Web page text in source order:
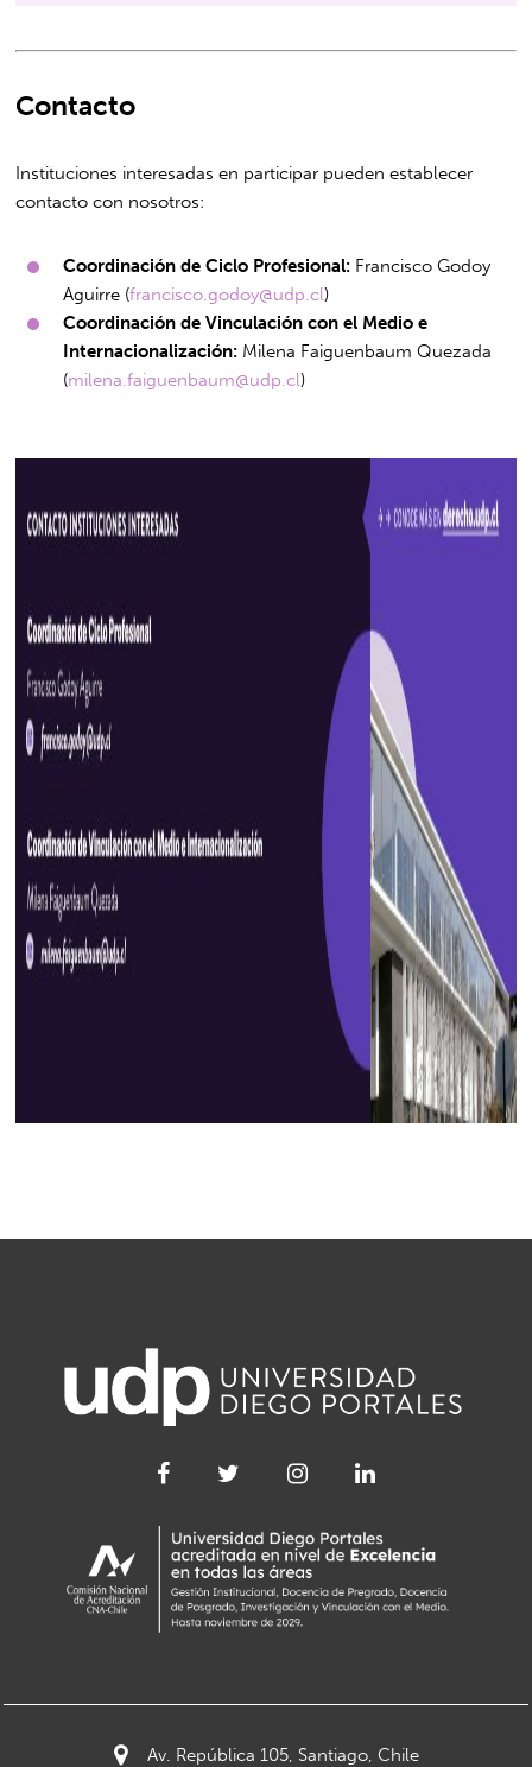
Contacto
Instituciones interesadas en participar pueden establecer
contacto con nosotros:
Coordinación de Ciclo Profesional: Francisco Godoy
Aguirre (francisco.godoy@udp.cl)
Coordinación de Vinculación con el Medio e
Internacionalización: Milena Faiguenbaum Quezada
(milena.faiguenbaum@udp.cl)
Av. República 105, Santiago, Chile